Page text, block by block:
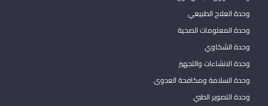
وحدة العلاج الطبيعي
وحدة المعلومات الصحية
وحدة الشكاوي
وحدة الانشاءات والتجهيز
وحدة السلامة ومكافحة العدوى
وحدة التصوير الطبي